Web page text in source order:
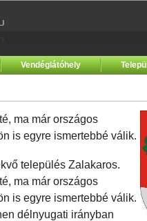
Vendéglátóhely
ma már országos
is egyre ismertebbé válik.
település Zalakaros.
ma már országos
is egyre ismertebbé válik.
délnyugati irányban